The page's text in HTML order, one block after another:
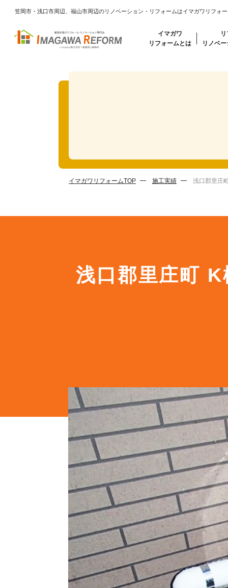
笠岡市・浅口市周辺、福山市周辺のリノベーション・リフォームはイマガワリフォ
イマガワ
リフォームとは
リノベ
イマガワリフォームTOP 施工実績 浅口郡里庄
浅口郡里庄町